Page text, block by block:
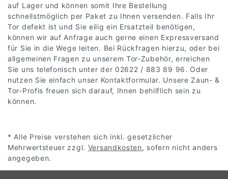
auf Lager und können somit Ihre Bestellung
schnellstmöglich per Paket zu Ihnen versenden. Falls Ihr
Tor defekt ist und Sie eilig ein Ersatzteil benötigen,
können wir auf Anfrage auch gerne einen Expressversand
für Sie in die Wege leiten. Bei Rückfragen hierzu, oder bei
allgemeinen Fragen zu unserem Tor-Zubehör, erreichen
Sie uns telefonisch unter der 02622 / 883 89 96. Oder
nutzen Sie einfach unser Kontaktformular. Unsere Zaun- &
Tor-Profis freuen sich darauf, Ihnen behilflich sein zu
können.
* Alle Preise verstehen sich inkl. gesetzlicher
Mehrwertsteuer zzgl. Versandkosten, sofern nicht anders
angegeben.